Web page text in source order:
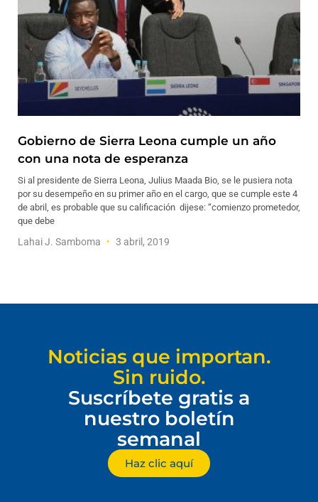
Gobierno de Sierra Leona cumple un año
con una nota de esperanza
Si al presidente de Sierra Leona, Julius Maada Bio, se le pusiera nota
por su desempeño en su primer año en el cargo, que se cumple este 4
de abril, es probable que su calificación dijese: “comienzo prometedor,
que debe
Lahai J. Samboma 3 abril, 2019
Noticias que importan.
Sin ruido.
Suscríbete gratis a
nuestro boletín
semanal
Haz clic aquí